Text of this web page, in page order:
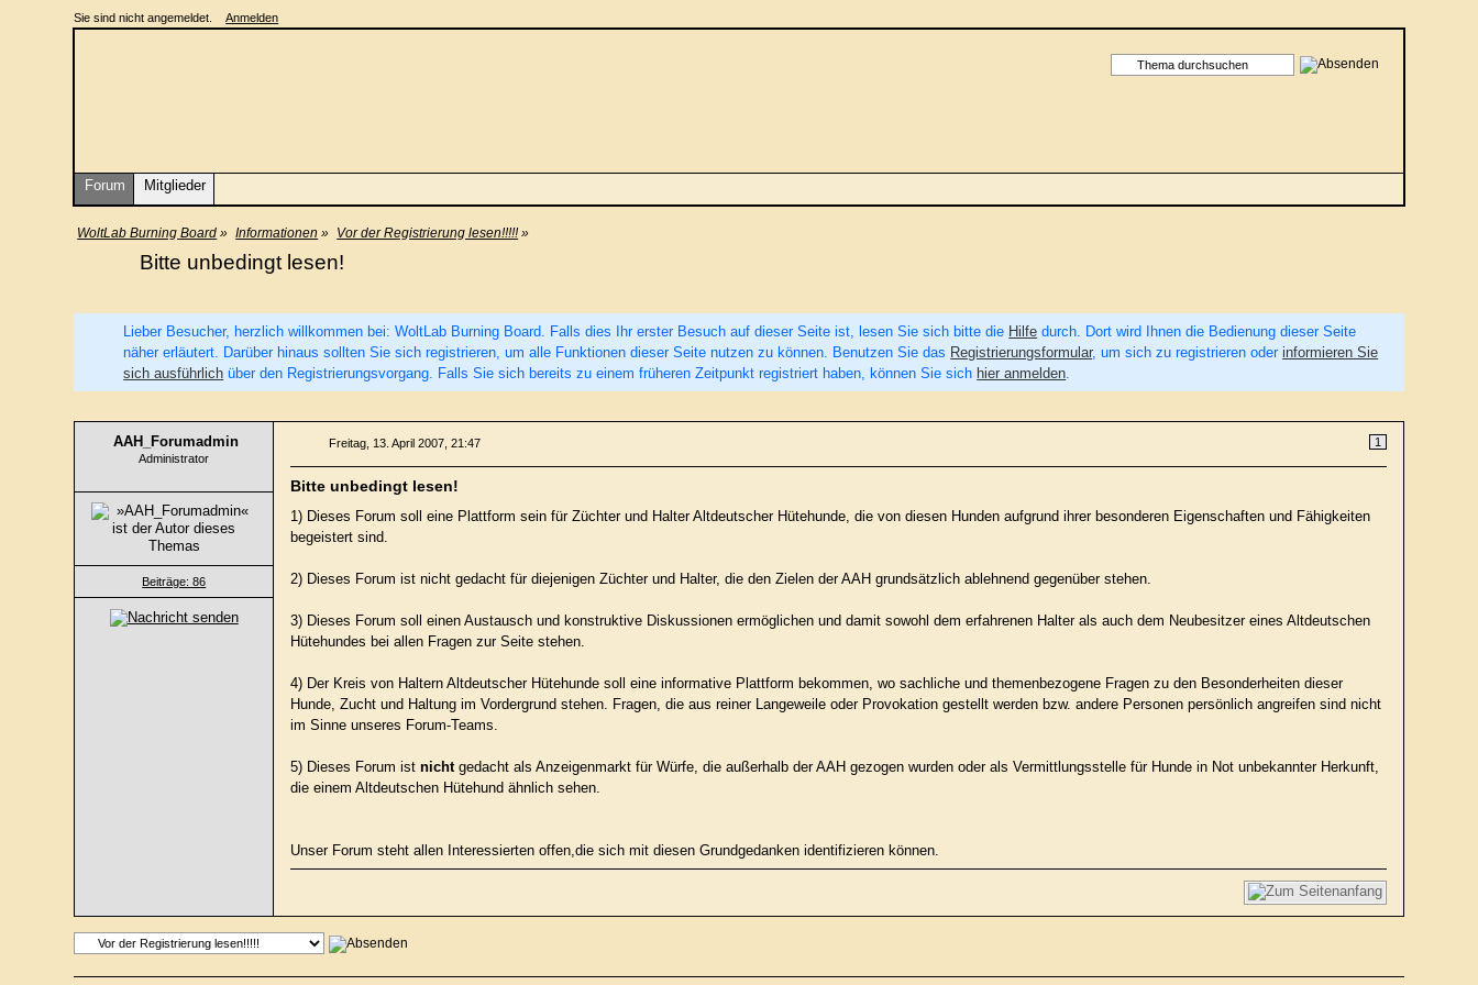
Sie sind nicht angemeldet. Anmelden
Forum Mitglieder
WoltLab Burning Board » Informationen » Vor der Registrierung lesen!!!!!»
Bitte unbedingt lesen!
Lieber Besucher, herzlich willkommen bei: WoltLab Burning Board. Falls dies Ihr erster Besuch auf dieser Seite ist, lesen Sie sich bitte die Hilfe durch. Dort wird Ihnen die Bedienung dieser Seite
näher erläutert. Darüber hinaus sollten Sie sich registrieren, um alle Funktionen dieser Seite nutzen zu können. Benutzen Sie das Registrierungsformular, um sich zu registrieren oderinformieren Sie
sich ausführlich über den Registrierungsvorgang. Falls Sie sich bereits zu einem früheren Zeitpunkt registriert haben, können Sie sich hier anmelden.
AAH_Forumadmin
Administrator
Beiträge: 86
1
Freitag, 13. April 2007, 21:47
Bitte unbedingt lesen!
1) Dieses Forum soll eine Plattform sein für Züchter und Halter Altdeutscher Hütehunde, die von diesen Hunden aufgrund ihrer besonderen Eigenschaften und Fähigkeiten
begeistert sind.
2) Dieses Forum ist nicht gedacht für diejenigen Züchter und Halter, die den Zielen der AAH grundsätzlich ablehnend gegenüber stehen.
3) Dieses Forum soll einen Austausch und konstruktive Diskussionen ermöglichen und damit sowohl dem erfahrenen Halter als auch dem Neubesitzer eines Altdeutschen
Hütehundes bei allen Fragen zur Seite stehen.
4) Der Kreis von Haltern Altdeutscher Hütehunde soll eine informative Plattform bekommen, wo sachliche und themenbezogene Fragen zu den Besonderheiten dieser
Hunde, Zucht und Haltung im Vordergrund stehen. Fragen, die aus reiner Langeweile oder Provokation gestellt werden bzw. andere Personen persönlich angreifen sind nicht
im Sinne unseres Forum-Teams.
5) Dieses Forum istnichtgedacht als Anzeigenmarkt für Würfe, die außerhalb der AAH gezogen wurden oder als Vermittlungsstelle für Hunde in Not unbekannter Herkunft,
die einem Altdeutschen Hütehund ähnlich sehen.
Unser Forum steht allen Interessierten offen,die sich mit diesen Grundgedanken identifizieren können.